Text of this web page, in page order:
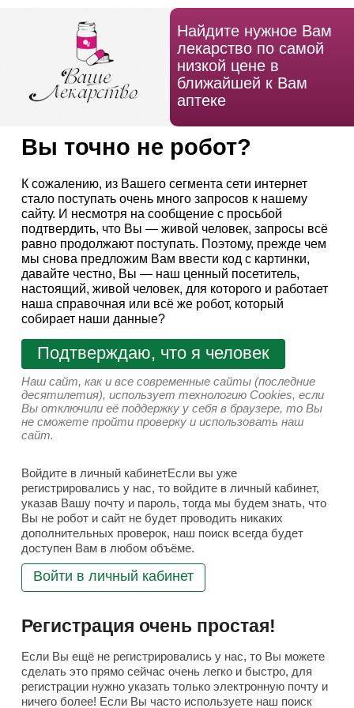
Найдите нужное Вам
лекарство по самой
низкой цене в
ближайшей к Вам
аптеке
Вы точно не робот?
К сожалению, из Вашего сегмента сети интернет
стало поступать очень много запросов к нашему
сайту. И несмотря на сообщение с просьбой
подтвердить, что Вы — живой человек, запросы всё
равно продолжают поступать. Поэтому, прежде чем
мы снова предложим Вам ввести код с картинки,
давайте честно, Вы — наш ценный посетитель,
настоящий, живой человек, для которого и работает
наша справочная или всё же робот, который
собирает наши данные?
Подтверждаю, что я человек
Наш сайт, как и все современные сайты (последние
десятилетия), использует технологию Cookies, если
Вы отключили её поддержку у себя в браузере, то Вы
не сможете пройти проверку и использовать наш
сайт.
Войдите в личный кабинетЕсли вы уже
регистрировались у нас, то войдите в личный кабинет,
указав Вашу почту и пароль, тогда мы будем знать, что
Вы не робот и сайт не будет проводить никаких
дополнительных проверок, наш поиск всегда будет
доступен Вам в любом объёме.
Войти в личный кабинет
Регистрация очень простая!
Если Вы ещё не регистрировались у нас, то Вы можете
сделать это прямо сейчас очень легко и быстро, для
регистрации нужно указать только электронную почту и
ничего более! Если Вы часто используете наш поиск